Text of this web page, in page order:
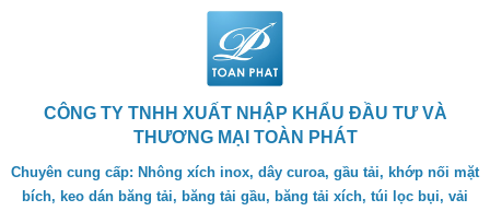
CÔNG TY TNHH XUẤT NHẬP KHẨU ĐẦU TƯ VÀ
THƯƠNG MẠI TOÀN PHÁT
Chuyên cung cấp: Nhông xích inox, dây curoa, gầu tải, khớp nối mặt
bích, keo dán băng tải, băng tải gầu, băng tải xích, túi lọc bụi, vải